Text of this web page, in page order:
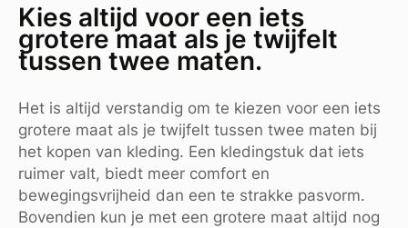
Kies altijd voor een iets
grotere maat als je twijfelt
tussen twee maten.
Het is altijd verstandig om te kiezen voor een iets
grotere maat als je twijfelt tussen twee maten bij
het kopen van kleding. Een kledingstuk dat iets
ruimer valt, biedt meer comfort en
bewegingsvrijheid dan een te strakke pasvorm.
Bovendien kun je met een grotere maat altijd nog